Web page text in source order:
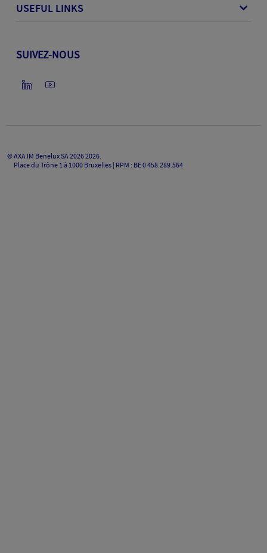
USEFUL LINKS
SUIVEZ-NOUS
©AXA IM Benelux SA 20262026.
Place du Trône 1 à 1000 Bruxelles | RPM : BE 0 458.289.564